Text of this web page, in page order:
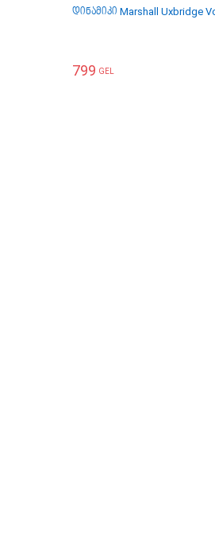
დინამიკი Marshall Uxbridge
799 GEL